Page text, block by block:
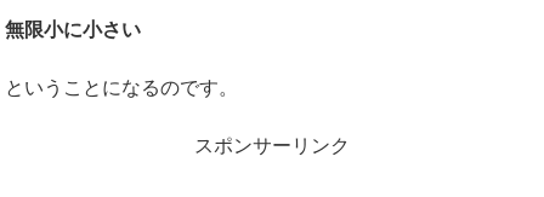
無限小に小さい
ということになるのです。
スポンサーリンク